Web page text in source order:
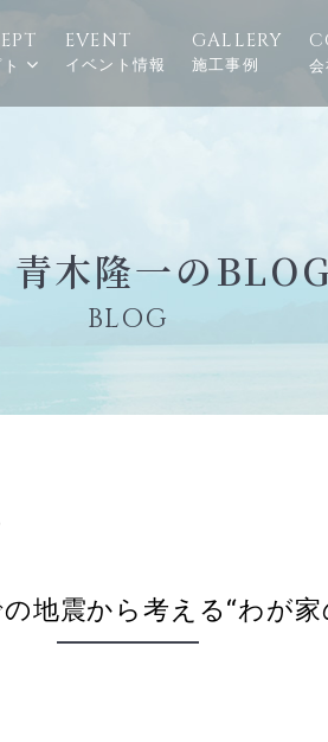
EVENT
イベント情報
GALLERY
施工事例
青木隆一の
BLOG
地震から考える“わが家